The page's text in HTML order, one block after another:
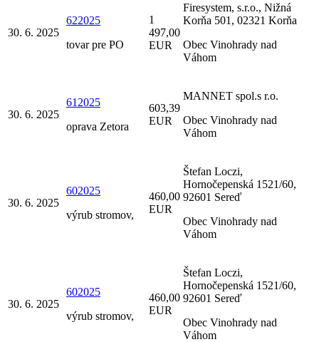
30. 6. 2025
622025
tovar pre PO
1
497,00
EUR
Firesystem, s.r.o., Nižná
Korňa 501, 02321 Korňa
Obec Vinohrady nad
Váhom
30. 6. 2025
612025
oprava Zetora
603,39
EUR
MANNET spol.s r.o.
Obec Vinohrady nad
Váhom
30. 6. 2025
602025
výrub stromov,
460,00
EUR
Štefan Loczi,
Hornočepenská 1521/60,
92601 Sereď
Obec Vinohrady nad
Váhom
30. 6. 2025
602025
výrub stromov,
460,00
EUR
Štefan Loczi,
Hornočepenská 1521/60,
92601 Sereď
Obec Vinohrady nad
Váhom